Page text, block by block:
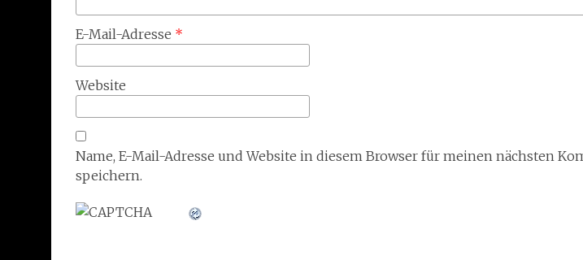
E-Mail-Adresse *
Website
Name, E-Mail-Adresse und Website in diesem Browser für meinen nächsten
speichern.